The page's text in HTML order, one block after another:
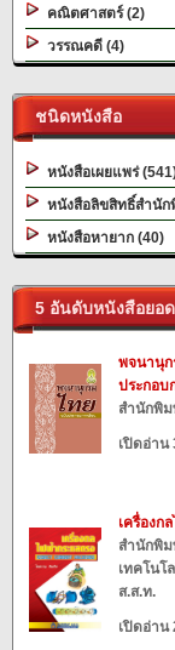
คณิตศาสตร์ (2)
วรรณคดี (4)
ชนิดหนังสือ
หนังสือเผยแพร่
หนังสือลิขสิทธิ์สำนัก
หนังสือหายาก (40)
5 อันดับหนังสือยอ
พจนานุ
ประกอบ
สำนักพิ
เปิดอ่าน
เครื่องก
สำนักพิม
เทคโนโ
ส.ส.ท.
เปิดอ่าน